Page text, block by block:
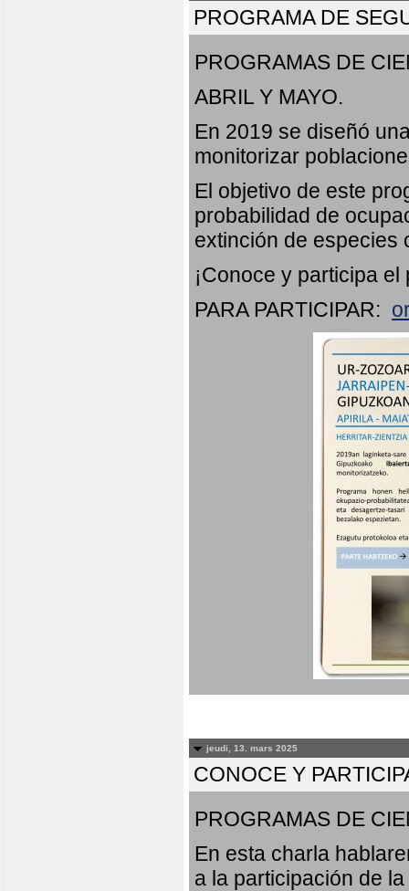
PROGRAMA DE
PROGRAMAS DE
ABRIL Y MAYO.
En 2019 se diseñó
monitorizar
El objetivo de este
probabilidad de
extinción de especies
¡Conoce y participa
PARA PARTICIPAR:
jeudi, 13. mars 2025
CONOCE Y
PROGRAMAS DE
En esta charla
a la participación de